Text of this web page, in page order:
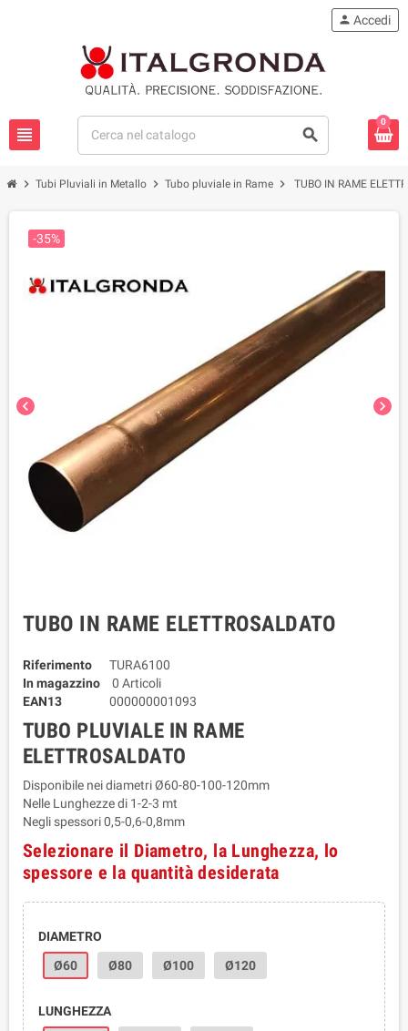
view_headline search
person Accedi
0
chevron_right Tubi Pluviali in Metallo chevron_right Tubo pluviale in Rame chevron_right TUBO IN RAME
chevron_left chevron_right
-35%
TUBO IN RAME ELETTROSALDATO
Riferimento
TURA6100
In magazzino
0 Articoli
EAN13
000000001093
TUBO PLUVIALE IN RAME
ELETTROSALDATO
Disponibile nei diametri Ø60-80-100-120mm
Nelle Lunghezze di 1-2-3 mt
Negli spessori 0,5-0,6-0,8mm
Selezionare il Diametro, la Lunghezza, lo
spessore e la quantità desiderata
DIAMETRO
Ø60
Ø80 Ø100 Ø120
LUNGHEZZA